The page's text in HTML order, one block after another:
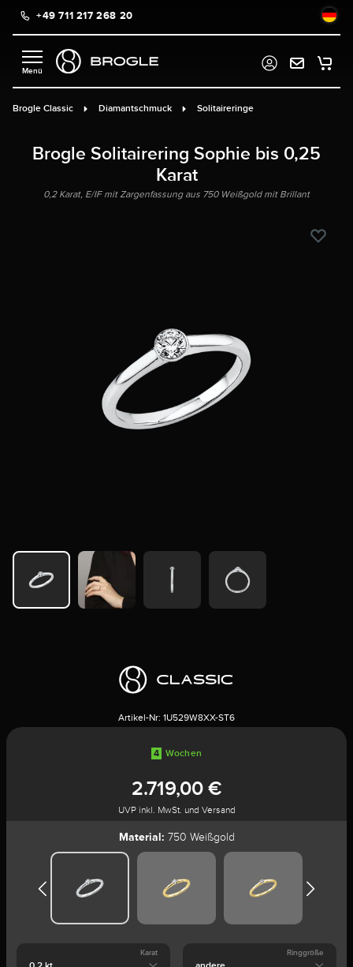
springen
+49 711 217 268 20
Brogle Classic Diamantschmuck Solitaireringe
Brogle Solitairering Sophie bis 0,25
Karat
0,2 Karat, E/IF mit Zargenfassung aus 750 Weißgold mit Brillant
Artikel-Nr: 1U529W8XX-ST6
4 Wochen
2.719,00 €
UVP inkl. MwSt. und Versand
Material: 750 Weißgold
Karat Ringgröße